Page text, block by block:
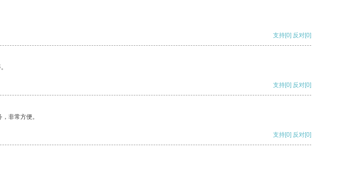
支持[0] 反对[0]
支持[0] 反对[0]
非常方便。
支持[0] 反对[0]